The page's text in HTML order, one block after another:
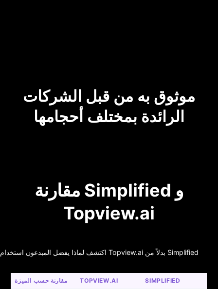
موثوق به من قبل الشركات
الرائدة بمختلف أحجامها
مقارنة Simplified و
Topview.ai
اكتشف لماذا يفضل المبدعون استخدام Topview.ai بدلاً من Simplified
مقارنة حسب الميزة TOPVIEW.AI SIMPLIFIED